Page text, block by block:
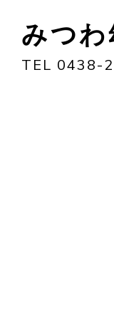
みつわ
TEL 0438-